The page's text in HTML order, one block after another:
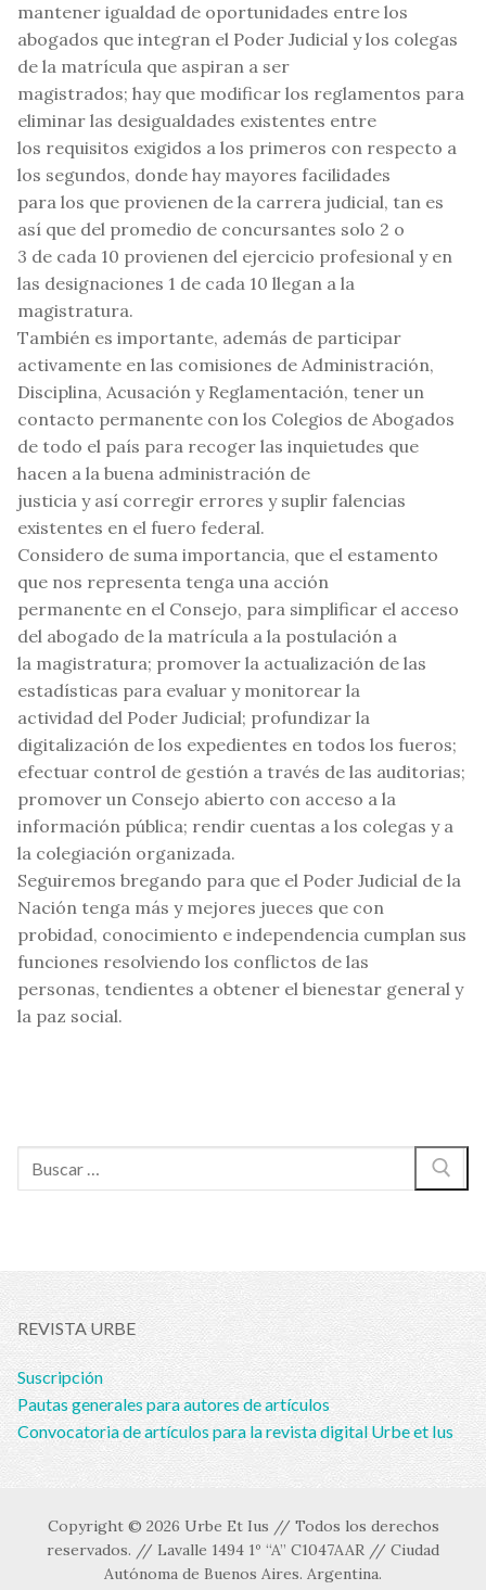
mantener igualdad de oportunidades entre los
abogados que integran el Poder Judicial y los colegas
de la matrícula que aspiran a ser
magistrados; hay que modificar los reglamentos para
eliminar las desigualdades existentes entre
los requisitos exigidos a los primeros con respecto a
los segundos, donde hay mayores facilidades
para los que provienen de la carrera judicial, tan es
así que del promedio de concursantes solo 2 o
3 de cada 10 provienen del ejercicio profesional y en
las designaciones 1 de cada 10 llegan a la
magistratura.
También es importante, además de participar
activamente en las comisiones de Administración,
Disciplina, Acusación y Reglamentación, tener un
contacto permanente con los Colegios de Abogados
de todo el país para recoger las inquietudes que
hacen a la buena administración de
justicia y así corregir errores y suplir falencias
existentes en el fuero federal.
Considero de suma importancia, que el estamento
que nos representa tenga una acción
permanente en el Consejo, para simplificar el acceso
del abogado de la matrícula a la postulación a
la magistratura; promover la actualización de las
estadísticas para evaluar y monitorear la
actividad del Poder Judicial; profundizar la
digitalización de los expedientes en todos los fueros;
efectuar control de gestión a través de las auditorias;
promover un Consejo abierto con acceso a la
información pública; rendir cuentas a los colegas y a
la colegiación organizada.
Seguiremos bregando para que el Poder Judicial de la
Nación tenga más y mejores jueces que con
probidad, conocimiento e independencia cumplan sus
funciones resolviendo los conflictos de las
personas, tendientes a obtener el bienestar general y
la paz social.
REVISTA URBE
Suscripción
Pautas generales para autores de artículos
Convocatoria de artículos para la revista digital Urbe et Ius
Copyright © 2026 Urbe Et Ius // Todos los derechos
reservados. // Lavalle 1494 1º “A” C1047AAR // Ciudad
Autónoma de Buenos Aires. Argentina.